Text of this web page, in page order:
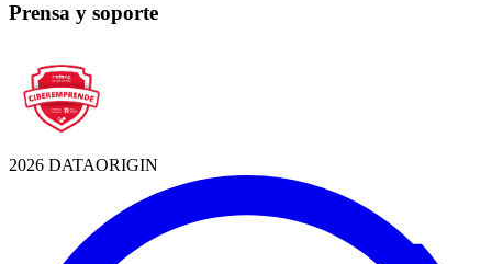
Prensa y soporte
2026 DATAORIGIN